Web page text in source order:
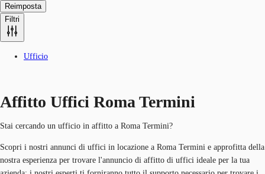
Reimposta
Filtri
Ufficio
Affitto Uffici Roma Termini
Stai cercando un ufficio in affitto a Roma Termini?
Scopri i nostri annunci di uffici in locazione a Roma Termini e approfitta della
nostra esperienza per trovare l'annuncio di affitto di uffici ideale per la tua